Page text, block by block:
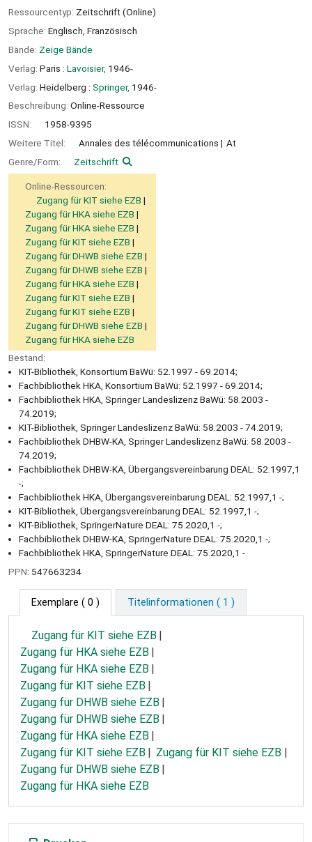
Ressourcentyp: Zeitschrift (Online)
Sprache: Englisch Französisch
Bände: Zeige Bände
Verlag: Paris : Lavoisier, 1946-
Verlag: Heidelberg : Springer, 1946-
Beschreibung: Online-Ressource
ISSN:
1958-9395
Weitere Titel:
Annales des télécommunications
At
Genre/Form:
Zeitschrift
Online-Ressourcen:
Zugang für KIT siehe EZB
Zugang für HKA siehe EZB
Zugang für HKA siehe EZB
Zugang für KIT siehe EZB
Zugang für DHWB siehe EZB
Zugang für DHWB siehe EZB
Zugang für HKA siehe EZB
Zugang für KIT siehe EZB
Zugang für KIT siehe EZB
Zugang für DHWB siehe EZB
Zugang für HKA siehe EZB
Bestand:
KIT-Bibliothek, Konsortium BaWü: 52.1997 - 69.2014;
Fachbibliothek HKA, Konsortium BaWü: 52.1997 - 69.2014;
Fachbibliothek HKA, Springer Landeslizenz BaWü: 58.2003 -
74.2019;
KIT-Bibliothek, Springer Landeslizenz BaWü: 58.2003 - 74.2019;
Fachbibliothek DHBW-KA, Springer Landeslizenz BaWü: 58.2003 -
74.2019;
Fachbibliothek DHBW-KA, Übergangsvereinbarung DEAL: 52.1997,1
-;
Fachbibliothek HKA, Übergangsvereinbarung DEAL: 52.1997,1 -;
KIT-Bibliothek, Übergangsvereinbarung DEAL: 52.1997,1 -;
KIT-Bibliothek, SpringerNature DEAL: 75.2020,1 -;
Fachbibliothek DHBW-KA, SpringerNature DEAL: 75.2020,1 -;
Fachbibliothek HKA, SpringerNature DEAL: 75.2020,1 -
PPN: 547663234
Exemplare ( 0 ) Titelinformationen ( 1 )
Zugang für KIT siehe EZB
Zugang für HKA siehe EZB
Zugang für HKA siehe EZB
Zugang für KIT siehe EZB
Zugang für DHWB siehe EZB
Zugang für DHWB siehe EZB
Zugang für HKA siehe EZB
Zugang für KIT siehe EZB
Zugang für KIT siehe EZB
Zugang für DHWB siehe EZB
Zugang für HKA siehe EZB